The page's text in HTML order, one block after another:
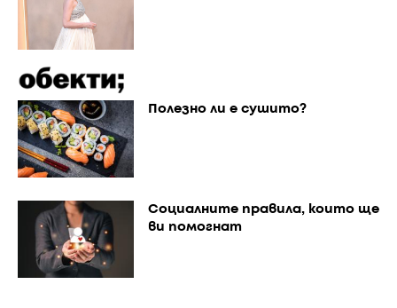
Полезно ли е сушито?
Социалните правила, които ще
ви помогнат